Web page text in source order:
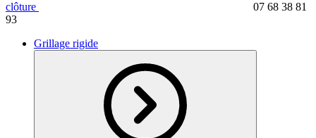
clôture
07 68 38 81
93
Grillage rigide